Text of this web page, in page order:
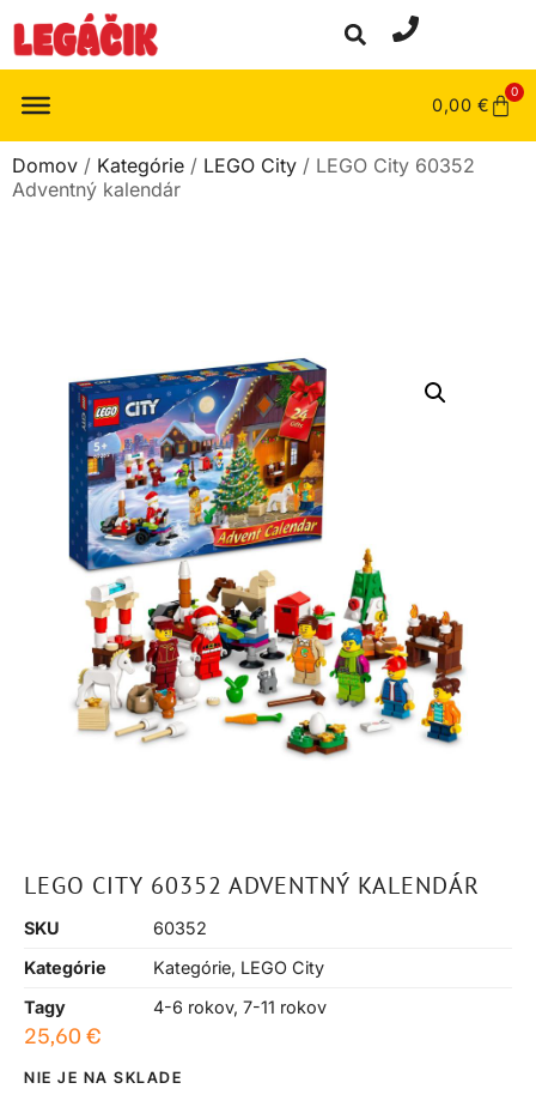
0,00 €
0
Domov / Kategórie / LEGO City / LEGO City 60352
Adventný kalendár
LEGO CITY 60352 ADVENTNÝ KALENDÁR
SKU
60352
Kategórie
Kategórie, LEGO City
Tagy
4-6 rokov, 7-11 rokov
25,60 €
NIE JE NA SKLADE